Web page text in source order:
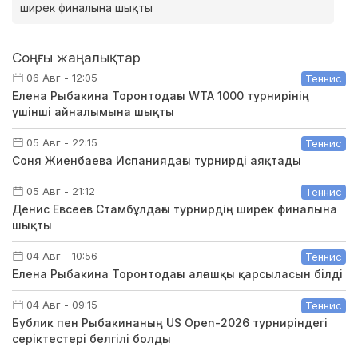
ширек финалына шықты
Соңғы жаңалықтар
06 Авг - 12:05 Теннис
Елена Рыбакина Торонтодағы WTA 1000 турнирінің
үшінші айналымына шықты
05 Авг - 22:15 Теннис
Соня Жиенбаева Испаниядағы турнирді аяқтады
05 Авг - 21:12 Теннис
Денис Евсеев Стамбұлдағы турнирдің ширек финалына
шықты
04 Авг - 10:56 Теннис
Елена Рыбакина Торонтодағы алғашқы қарсыласын білді
04 Авг - 09:15 Теннис
Бублик пен Рыбакинаның US Open-2026 турниріндегі
серіктестері белгілі болды